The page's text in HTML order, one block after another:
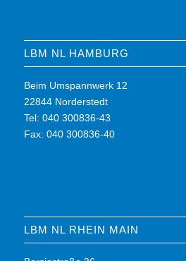
LBM NL HAMBURG
Beim Umspannwerk 12
22844 Norderstedt
Tel: 040 300836-43
Fax: 040 300836-40
LBM NL RHEIN MAIN